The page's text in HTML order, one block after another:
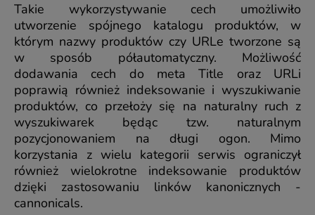
Takie wykorzystywanie cech umożliwiło
utworzenie spójnego katalogu produktów, w
którym nazwy produktów czy URLe tworzone są
w sposób półautomatyczny. Możliwość
dodawania cech do meta Title oraz URLi
poprawią również indeksowanie i wyszukiwanie
produktów, co przełoży się na naturalny ruch z
wyszukiwarek będąc tzw. naturalnym
pozycjonowaniem na długi ogon. Mimo
korzystania z wielu kategorii serwis ograniczył
również wielokrotne indeksowanie produktów
dzięki zastosowaniu linków kanonicznych -
cannonicals.